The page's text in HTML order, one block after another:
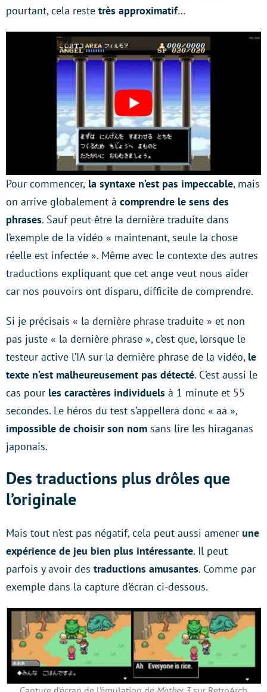
pourtant, cela reste très approximatif…
Pour commencer, la syntaxe n’est pas impeccable, mais
on arrive globalement à comprendre le sens des
phrases. Sauf peut-être la dernière traduite dans
l’exemple de la vidéo « maintenant, seule la chose
réelle est infectée ». Même avec le contexte des autres
traductions expliquant que cet ange veut nous aider
car nos pouvoirs ont disparu, difficile de comprendre.
Si je précisais « la dernière phrase traduite » et non
pas juste « la dernière phrase », c’est que, lorsque le
testeur active l’IA sur la dernière phrase de la vidéo, le
texte n’est malheureusement pas détecté. C’est aussi le
cas pour les caractères individuels à 1 minute et 55
secondes. Le héros du test s’appellera donc « aa »,
impossible de choisir son nom sans lire les hiraganas
japonais.
Des traductions plus drôles que
l’originale
Mais tout n’est pas négatif, cela peut aussi amener une
expérience de jeu bien plus intéressante. Il peut
parfois y avoir des traductions amusantes. Comme par
exemple dans la capture d’écran ci-dessous.